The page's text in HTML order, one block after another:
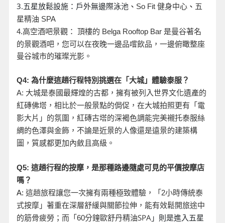
3.五星放鬆設施：戶外無邊際泳池 、 So Fit 健身中心、 五
星精油 SPA
4.高空酒吧景觀： 頂樓的 Belga Rooftop Bar 是曼谷著名
的景觀酒吧，您可以在夜晚一邊品嚐飲品，一邊俯瞰整座
曼谷城市的璀璨光影。
Q4: 為什麼這趟行程特別挑選在「大城」體驗泰服？
A: 大城是泰國最輝煌的古都，擁有被列入世界文化遺產的
紅磚佛塔，相比於一般景點的侷促，在大城拍照更有「電
影大片」的氛圍，紅磚古塔的深褐色調能完美襯托泰服絲
綢的色澤與金飾，不論是近景的人像還是遠景的建築構
圖，質感都更加內斂且高級。
Q5: 這趟行程的按摩，是那種路邊隨處可見的平價按摩店
嗎？
A: 這趟旅程讓您一次擁有兩種極致體驗，「2小時傳統泰
式按摩」著重在深層舒緩與關節拉伸，能有效鬆開旅途中
的筋骨疲勞；而「60分鐘歐舒丹精油SPA 」則是進入五星